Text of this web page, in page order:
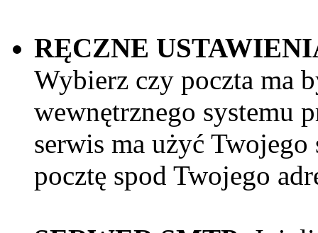
RĘCZNE
Wybierz czy poczta ma
wewnętrznego systemu
serwis ma użyć Twojego
pocztę spod Twojego